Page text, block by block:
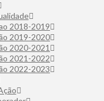
2018-2019
2019-2020
2020-2021
2021-2022
2022-2023